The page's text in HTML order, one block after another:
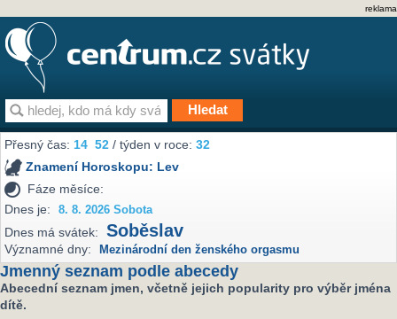
reklama
Přesný čas:14 52 / týden v roce:32
Znamení Horoskopu: Lev
Fáze měsíce:
Dnes je:
8. 8. 2026 Sobota
Dnes má svátek: Soběslav
Významné dny: Mezinárodní den ženského orgasmu
Jmenný seznam podle abecedy
Abecední seznam jmen, včetně jejich popularity pro výběr jména
dítě.